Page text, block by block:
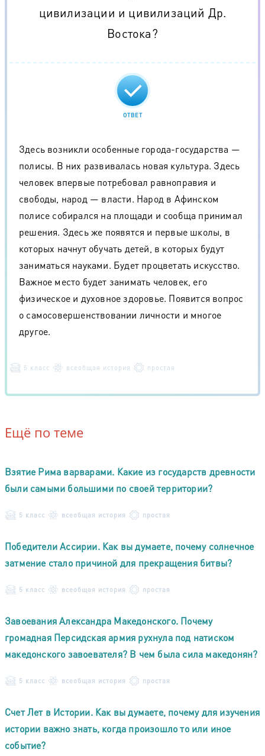
цивилизации и цивилизаций Др.
Востока?
ОТВЕТ
Здесь возникли особенные города-государства —
полисы. В них развивалась новая культура. Здесь
человек впервые потребовал равноправия и
свободы, народ — власти. Народ в Афинском
полисе собирался на площади и сообща принимал
решения. Здесь же появятся и первые школы, в
которых начнут обучать детей, в которых будут
заниматься науками. Будет процветать искусство.
Важное место будет занимать человек, его
физическое и духовное здоровье. Появится вопрос
о самосовершенствовании личности и многое
другое.
5 класс всеобщая история простая
Ещё по теме
Взятие Рима варварами. Какие из государств древности
были самыми большими по своей территории?
5 класс всеобщая история простая
Победители Ассирии. Как вы думаете, почему солнечное
затмение стало причиной для прекращения битвы?
5 класс всеобщая история простая
Завоевания Александра Македонского. Почему
громадная Персидская армия рухнула под натиском
македонского завоевателя? В чем была сила македонян?
5 класс всеобщая история простая
Счет Лет в Истории. Как вы думаете, почему для изучения
истории важно знать, когда произошло то или иное
событие?